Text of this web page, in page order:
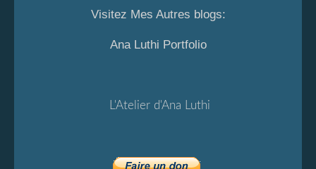
Visitez Mes Autres blogs:
Ana Luthi Portfolio
L'Atelier d'Ana Luthi